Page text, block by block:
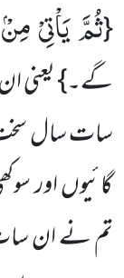
{ثُمَّ یَاْتِیْ
گے۔} یعنی
سات سال
گائیوں اور
تم نے ان سات